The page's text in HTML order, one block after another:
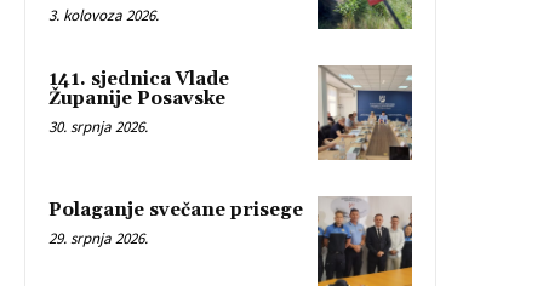
3. kolovoza 2026.
141. sjednica Vlade
Županije Posavske
30. srpnja 2026.
Polaganje svečane prisege
29. srpnja 2026.